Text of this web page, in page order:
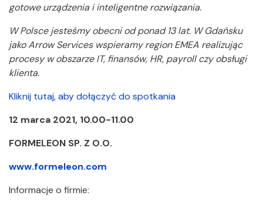
gotowe urządzenia i inteligentne rozwiązania.
W Polsce jesteśmy obecni od ponad 13 lat. W Gdańsku
jako Arrow Services wspieramy region EMEA realizując
procesy w obszarze IT, finansów, HR, payroll czy obsługi
klienta.
Kliknij tutaj, aby dołączyć do spotkania
12 marca 2021, 10.00-11.00
FORMELEON SP. Z O.O.
www.formeleon.com
Informacje o firmie: